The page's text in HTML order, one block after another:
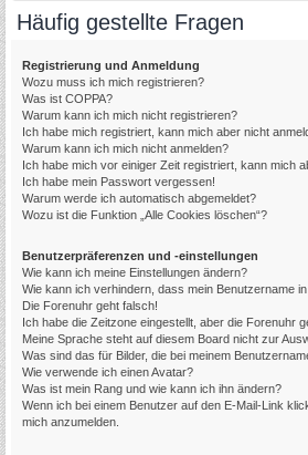
Häufig gestellte Fragen
Registrierung und Anmeldung
Wozu muss ich mich registrieren?
Was ist COPPA?
Warum kann ich mich nicht registrieren?
Ich habe mich registriert, kann mich aber nicht
Warum kann ich mich nicht anmelden?
Ich habe mich vor einiger Zeit registriert, kann mich
Ich habe mein Passwort vergessen!
Warum werde ich automatisch abgemeldet?
Wozu ist die Funktion „Alle Cookies löschen“?
Benutzerpräferenzen und -einstellungen
Wie kann ich meine Einstellungen ändern?
Wie kann ich verhindern, dass mein Benutzername
Die Forenuhr geht falsch!
Ich habe die Zeitzone eingestellt, aber die Forenuhr
Meine Sprache steht auf diesem Board nicht zur
Was sind das für Bilder, die bei meinem
Wie verwende ich einen Avatar?
Was ist mein Rang und wie kann ich ihn ändern?
Wenn ich bei einem Benutzer auf den E-Mail-Link
mich anzumelden.